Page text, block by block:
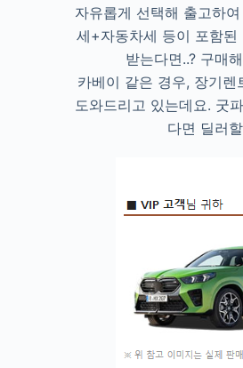
자유롭게 선택해 출고하
세+자동차세 등이 포함
받는다면..? 구매
카베이 같은 경우, 장기
도와드리고 있는데요. 굿
다면 딜러